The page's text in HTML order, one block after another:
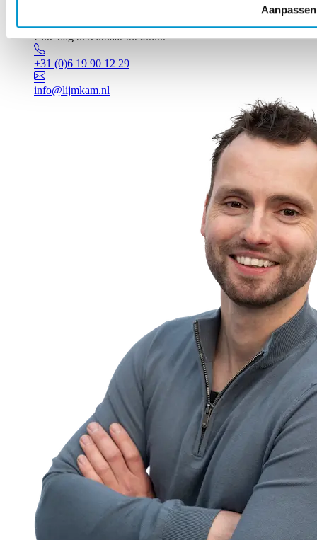
Aanpassen
Elke dag bereikbaar tot 20:00
+31 (0)6 19 90 12 29
info@lijmkam.nl